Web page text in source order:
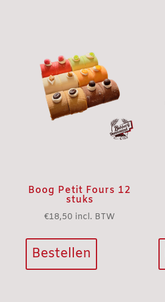
Boog Petit Fours 12
stuks
€18,50 incl. BTW
Bestellen